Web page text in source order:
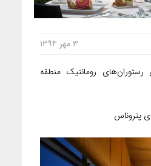
۳ مهر ۱۳۹۴
رستوران‌های رومانتیک منطقه